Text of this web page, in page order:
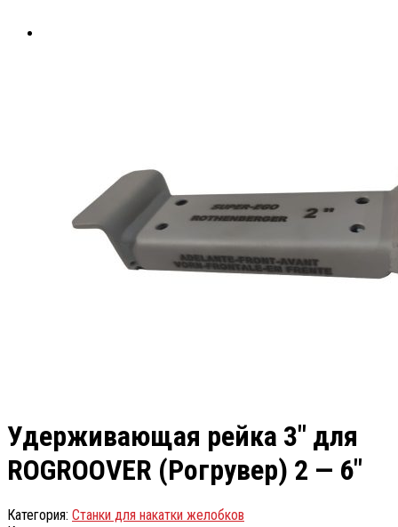
Удерживающая рейка 3″ для
ROGROOVER (Рогрувер) 2 — 6″
Категория: Станки для накатки желобков